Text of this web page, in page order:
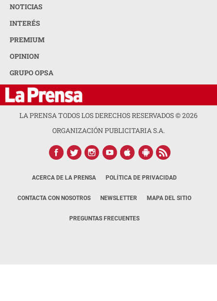
NOTICIAS
INTERÉS
PREMIUM
OPINION
GRUPO OPSA
LA PRENSA TODOS LOS DERECHOS RESERVADOS ©2026
ORGANIZACIÓN PUBLICITARIA S.A.
ACERCA DE LA PRENSA POLÍTICA DE PRIVACIDAD
CONTACTA CON NOSOTROS NEWSLETTER MAPA DEL SITIO
PREGUNTAS FRECUENTES